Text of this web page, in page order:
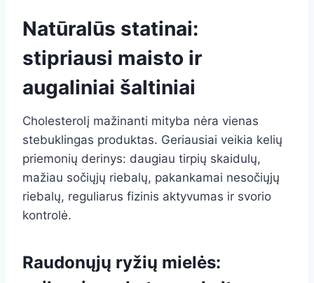
Natūralūs statinai:
stipriausi maisto ir
augaliniai šaltiniai
Cholesterolį mažinanti mityba nėra vienas
stebuklingas produktas. Geriausiai veikia kelių
priemonių derinys: daugiau tirpių skaidulų,
mažiau sočiųjų riebalų, pakankamai nesočiųjų
riebalų, reguliarus fizinis aktyvumas ir svorio
kontrolė.
Raudonųjų ryžių mielės: